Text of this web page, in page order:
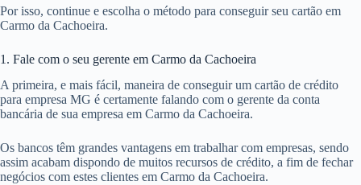
Por isso, continue e escolha o método para conseguir seu cartão em
Carmo da Cachoeira.
1. Fale com o seu gerente em Carmo da Cachoeira
A primeira, e mais fácil, maneira de conseguir um cartão de crédito
para empresa MG é certamente falando com o gerente da conta
bancária de sua empresa em Carmo da Cachoeira.
Os bancos têm grandes vantagens em trabalhar com empresas, sendo
assim acabam dispondo de muitos recursos de crédito, a fim de fechar
negócios com estes clientes em Carmo da Cachoeira.